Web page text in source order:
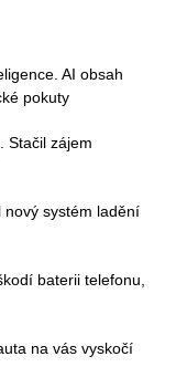
AI obsah
pokuty
Stačil zájem
nový systém ladění
baterii telefonu,
na vás vyskočí